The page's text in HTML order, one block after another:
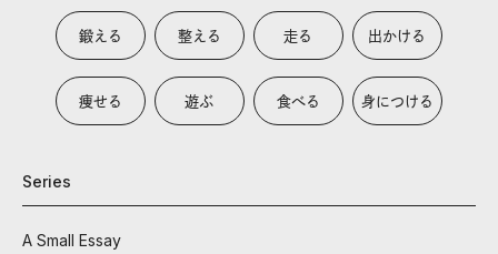
鍛える 整える 走る 出かける
痩せる 遊ぶ 食べる 身につける
Series
A Small Essay